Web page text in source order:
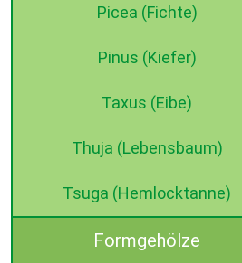
Picea (Fichte)
Pinus (Kiefer)
Taxus (Eibe)
Thuja (Lebensbaum)
Tsuga (Hemlocktanne)
Formgehölze